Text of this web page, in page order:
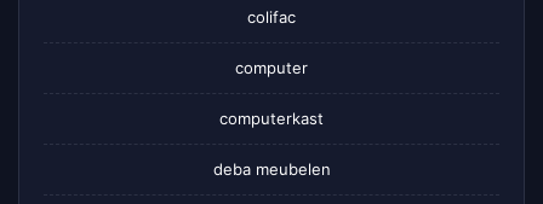
colifac
computer
computerkast
deba meubelen